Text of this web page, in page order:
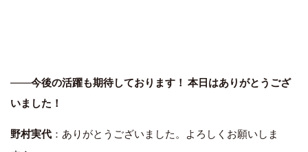
――今後の活躍も期待しております！ 本日はありがとうござ
いました！
野村実代 ：ありがとうございました。よろしくお願いしま